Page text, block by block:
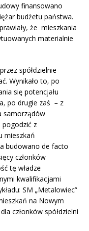
finansowano
budżetu państwa.
że mieszkania
materialnie
spółdzielnie
Wynikało to, po
się potencjału
po drugie zaś – z
samorządów
pogodzić z
mieszkań
budowano de facto
członków
tę władze
kwalifikacjami
SM „Metalowiec”
na Nowym
członków spółdzielni